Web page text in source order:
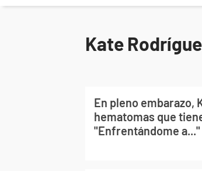
Kate
En pleno embarazo,
hematomas que
"Enfrentándome a..."